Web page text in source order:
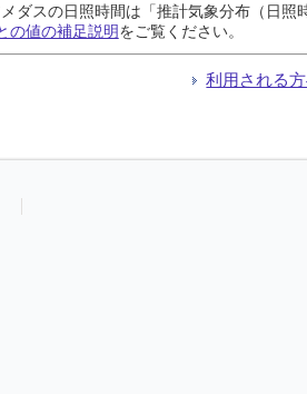
ダスの日照時間は「推計気象分布（日
の値の補足説明をご覧ください。
利用される